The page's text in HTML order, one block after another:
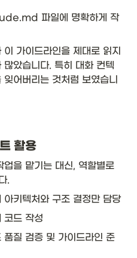
파일에 명확하게 작
가이드라인을 제대로 읽지
았습니다. 특히 대화 컨텍
어버리는 것처럼 보였습니
활용
을 맡기는 대신, 역할별로
.
아키텍처와 구조 결정만 담당
코드 작성
품질 검증 및 가이드라인 준